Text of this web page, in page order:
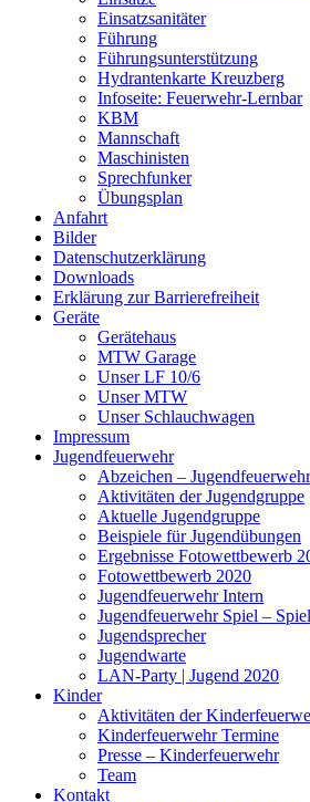
Einsatzsanitäter
Führung
Führungsunterstützung
Hydrantenkarte Kreuzberg
Infoseite: Feuerwehr-Lernbar
KBM
Mannschaft
Maschinisten
Sprechfunker
Übungsplan
Anfahrt
Bilder
Datenschutzerklärung
Downloads
Erklärung zur Barriere­frei­heit
Geräte
Gerätehaus
MTW Garage
Unser LF 10/6
Unser MTW
Unser Schlauchwagen
Impressum
Jugendfeuerwehr
Abzeichen – Jugendfeuerwehr
Aktivitäten der Jugendgruppe
Aktuelle Jugendgruppe
Beispiele für Jugendübungen
Ergebnisse Fotowettbewerb
Fotowettbewerb 2020
Jugendfeuerwehr Intern
Jugendfeuerwehr Spiel –
Jugendsprecher
Jugendwarte
LAN-Party | Jugend 2020
Kinder
Aktivitäten der
Kinderfeuerwehr Termine
Presse – Kinderfeuerwehr
Team
Kontakt